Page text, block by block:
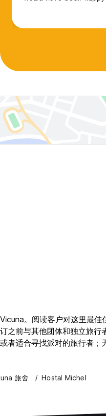
。阅读客户对这里最
之前与其他团体和独立旅
者适合寻找派对的旅行者
旅舍 Hostal Michel